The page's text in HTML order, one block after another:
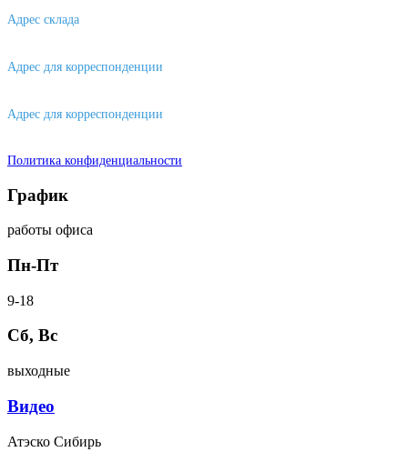
Адрес склада
Адрес для корреспонденции
Адрес для корреспонденции
Политика конфиденциальности
График
работы офиса
Пн-Пт
9-18
Сб, Вс
выходные
Видео
Атэско Сибирь